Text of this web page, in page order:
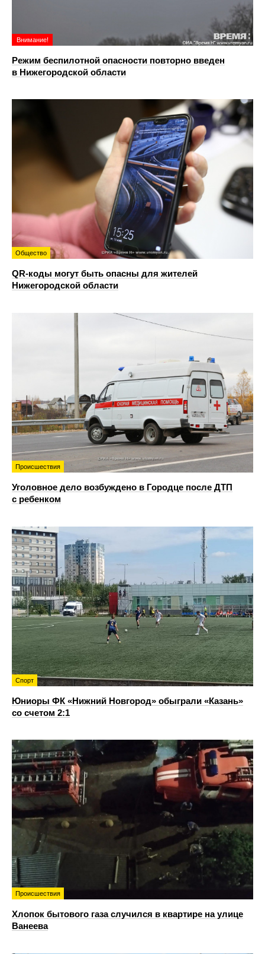
Внимание!
Режим беспилотной опасности повторно введен
в Нижегородской области
Общество
QR-коды могут быть опасны для жителей
Нижегородской области
Происшествия
Уголовное дело возбуждено в Городце после ДТП
с ребенком
Спорт
Юниоры ФК «Нижний Новгород» обыграли «Казань»
со счетом 2:1
Происшествия
Хлопок бытового газа случился в квартире на улице
Ванеева